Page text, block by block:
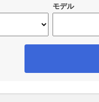
モデル